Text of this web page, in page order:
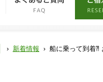
› 新着情報 › 船に乗って到着⁈